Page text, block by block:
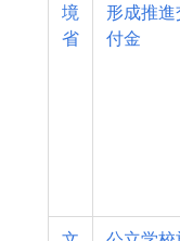
境
省
形成推進
付金